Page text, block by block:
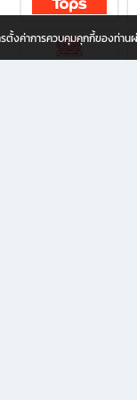
ตั้งค่าการควบคุมคุกกี้ของท่าน